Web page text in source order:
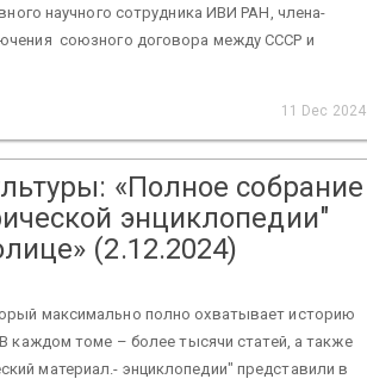
научного сотрудника ИВИ РАН, члена-
союзного договора между СССР и
11 Dec 2024
«Полное собрание
энциклопедии"
(2.12.2024)
максимально полно охватывает историю
каждом томе – более тысячи статей, а также
материал.- энциклопедии" представили в